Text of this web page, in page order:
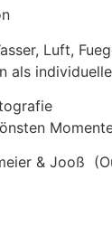
Luft,
als
& Jooß